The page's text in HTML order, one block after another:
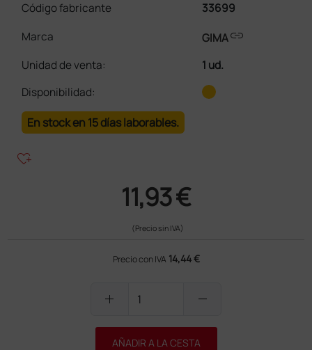
Código fabricante
33699
Marca
GIMAlink
Unidad de venta:
1 ud.
Disponibilidad:
En stock en 15 días laborables.
heart_plus
11,93 €
(Precio sin IVA)
Precio con IVA 14,44 €
add remove
AÑADIR A LA CESTA